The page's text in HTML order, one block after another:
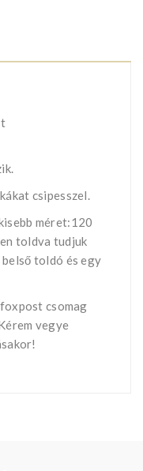
csipesszel.
méret:120
toldva tudjuk
toldó és egy
csomag
vegye